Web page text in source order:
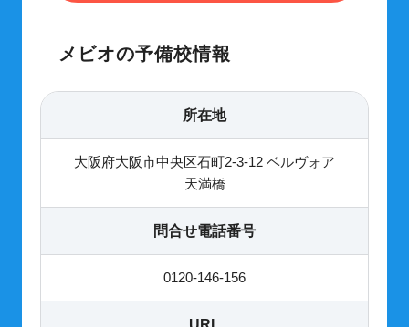
メビオの予備校情報
所在地
大阪府大阪市中央区石町2-3-12 ベルヴォア
天満橋
問合せ電話番号
0120-146-156